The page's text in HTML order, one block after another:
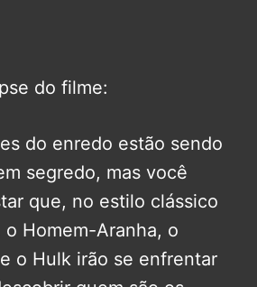
do filme:
do enredo estão sendo
segredo, mas você
que, no estilo clássico
o Homem-Aranha, o
o Hulk irão se enfrentar